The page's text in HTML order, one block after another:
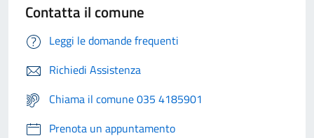
Contatta il comune
Leggi le domande frequenti
Richiedi Assistenza
Chiama il comune 035 4185901
Prenota un appuntamento